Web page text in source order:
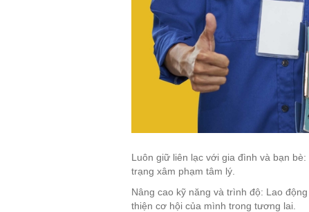
Luôn giữ liên lạc với gia đình và bạn
trạng xâm phạm tâm lý.
Nâng cao kỹ năng và trình độ: Lao
thiện cơ hội của mình trong tương lai.